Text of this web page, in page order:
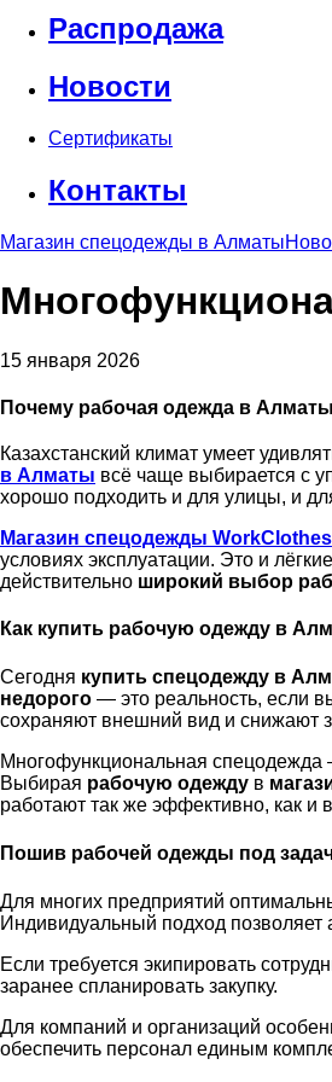
Распродажа
Новости
Сертификаты
Контакты
Магазин спецодежды в Алматы
15 января 2026
Почему рабочая одежда в
Казахстанский климат умеет
в Алматы всё чаще выбирается с
хорошо подходить и для улицы, и
Магазин спецодежды WorkClothes
условиях эксплуатации. Это и
действительно широкий выбор
Как купить рабочую одежду в
Сегодня купить спецодежду в
недорого — это реальность, если
сохраняют внешний вид и снижают
Многофункциональная спецодежда
Выбирая рабочую одежду в
работают так же эффективно, как и
Пошив рабочей одежды под
Для многих предприятий
Индивидуальный подход позволяет
Если требуется экипировать
заранее спланировать закупку.
Для компаний и организаций
обеспечить персонал единым